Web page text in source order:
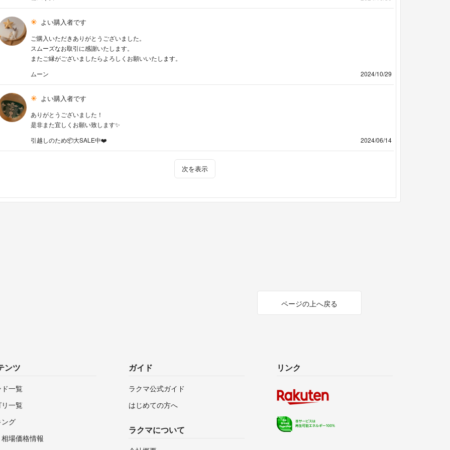
よい購入者です
ご購入いただきありがとうございました。
スムーズなお取引に感謝いたします。
またご縁がございましたらよろしくお願いいたします。
ムーン
2024/10/29
よい購入者です
ありがとうございました！
是非また宜しくお願い致します✨
引越しのため📦大SALE中❤️
2024/06/14
次を表示
ページの上へ戻る
ンツ
一覧
一覧
グ
場価格情報
ガイド
ラクマ公式ガイド
はじめての方へ
ラクマについて
リンク